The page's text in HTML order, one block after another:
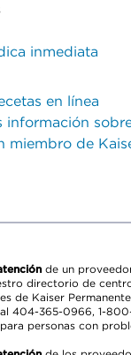
inmediata
en línea
información
miembro de
de un
directorio de
de Kaiser Permanente
404-365-0966, 1-800-
personas con